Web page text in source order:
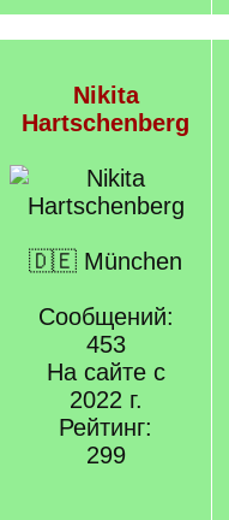
Nikita
Hartschenberg
🇩🇪 München
Сообщений:
453
На сайте с
2022 г.
Рейтинг:
299